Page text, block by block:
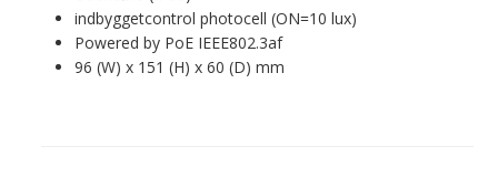
indbyggetcontrol photocell (ON=10 lux)
Powered by PoE IEEE802.3af
96 (W) x 151 (H) x 60 (D) mm